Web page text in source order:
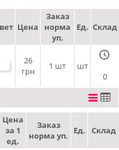
Цена
Заказ
норма
уп.
Ед. Склад
26
грн
1 шт
шт
0
Цена
за 1
ед.
Заказ
норма уп.
Ед. Склад